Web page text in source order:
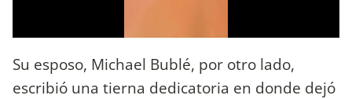
Su esposo, Michael Bublé, por otro lado,
escribió una tierna dedicatoria en donde dejó